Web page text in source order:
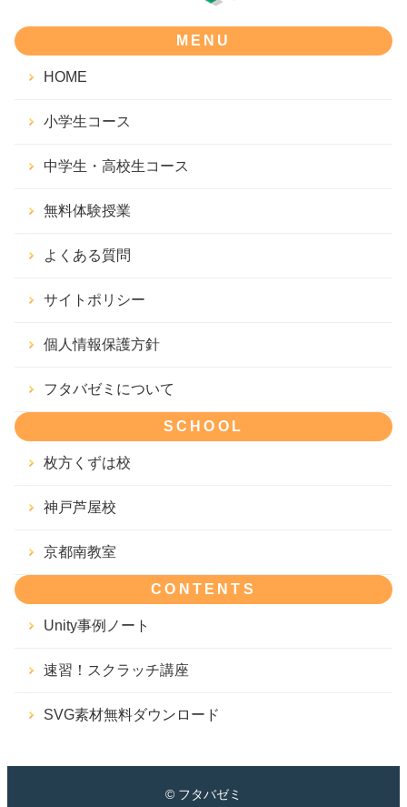
MENU
HOME
小学生コース
中学生・高校生コース
無料体験授業
よくある質問
サイトポリシー
個人情報保護方針
フタバゼミについて
SCHOOL
枚方くずは校
神戸芦屋校
京都南教室
CONTENTS
Unity事例ノート
速習！スクラッチ講座
SVG素材無料ダウンロード
© フタバゼミ